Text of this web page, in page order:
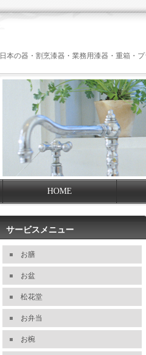
日本の器・割烹漆器・業務用漆器・重箱・
HOME
サービスメニュー
お膳
お盆
松花堂
お弁当
お椀